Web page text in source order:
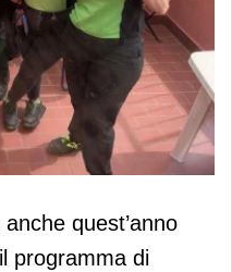
2026
quest’anno
programma di